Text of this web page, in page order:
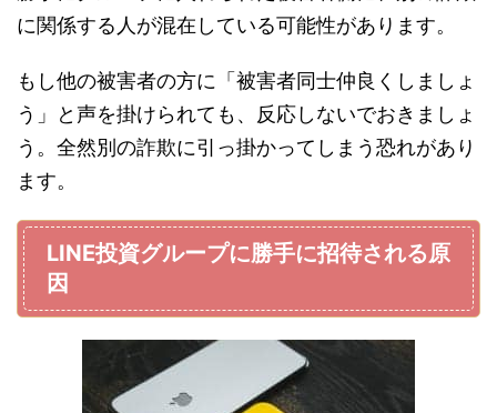
に関係する人が混在している可能性があります。
もし他の被害者の方に「被害者同士仲良くしましょ
う」と声を掛けられても、反応しないでおきましょ
う。全然別の詐欺に引っ掛かってしまう恐れがあり
ます。
LINE投資グループに勝手に招待される原
因